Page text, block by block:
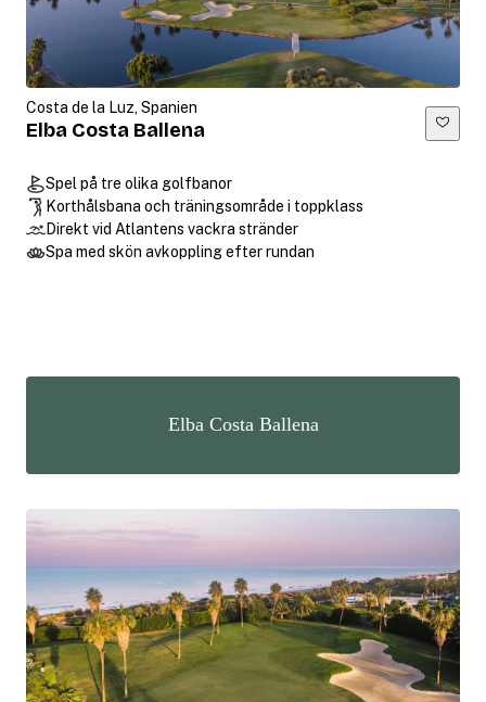
Costa de la Luz, Spanien
Elba Costa Ballena
Spel på tre olika golfbanor
Korthålsbana och träningsområde i toppklass
Direkt vid Atlantens vackra stränder
Spa med skön avkoppling efter rundan
Elba Costa Ballena